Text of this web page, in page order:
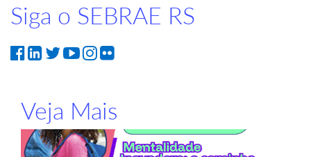
Siga o SEBRAE RS
Veja Mais